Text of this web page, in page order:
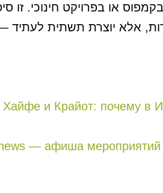
או בפרויקט חינוכי. זו
אלא יוצרת תשתית לעתיד —
Хайфе и Крайот: почему в
— афиша мероприятий